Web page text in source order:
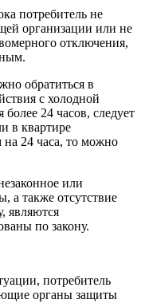
потребитель не
организации или не
отключения,
обратиться в
с холодной
24 часов, следует
в квартире
на 24 часа, то можно
или
а также отсутствие
являются
по закону.
потребитель
органы защиты